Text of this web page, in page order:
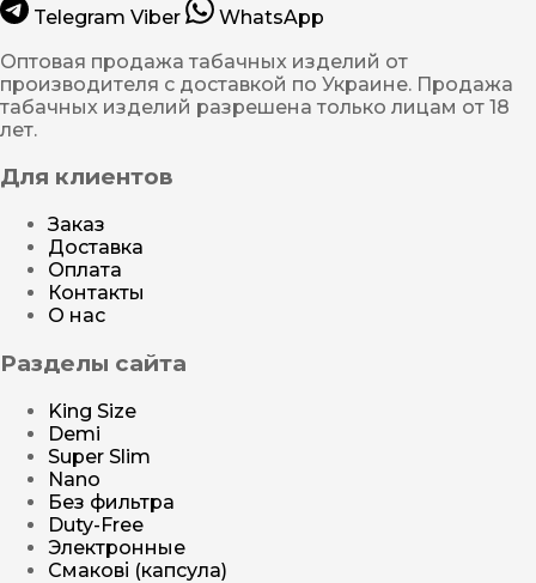
Telegram Viber
WhatsApp
Оптовая продажа табачных изделий от
производителя с доставкой по Украине. Продажа
табачных изделий разрешена только лицам от 18
лет.
Для клиентов
Заказ
Доставка
Оплата
Контакты
О нас
Разделы сайта
King Size
Demi
Super Slim
Nano
Без фильтра
Duty-Free
Электронные
Смакові (капсула)